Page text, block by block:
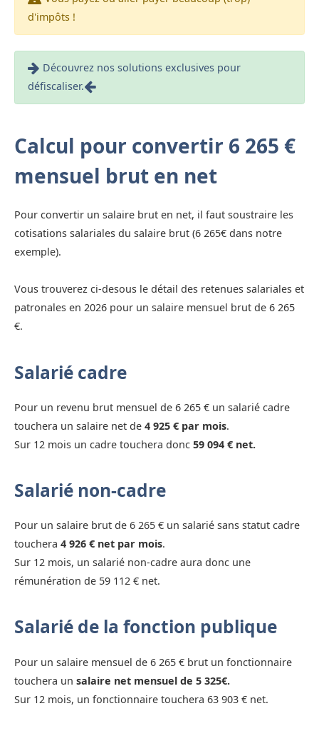
d'impôts !
Découvrez nos solutions exclusives pour
défiscaliser.
Calcul pour convertir 6 265 €
mensuel brut en net
Pour convertir un salaire brut en net, il faut soustraire les
cotisations salariales du salaire brut (6 265€ dans notre
exemple).
Vous trouverez ci-desous le détail des retenues salariales et
patronales en 2026 pour un salaire mensuel brut de 6 265
€.
Salarié cadre
Pour un revenu brut mensuel de 6 265 € un salarié cadre
touchera un salaire net de 4 925 € par mois.
Sur 12 mois un cadre touchera donc 59 094 € net.
Salarié non-cadre
Pour un salaire brut de 6 265 € un salarié sans statut cadre
touchera 4 926 € net par mois.
Sur 12 mois, un salarié non-cadre aura donc une
rémunération de 59 112 € net.
Salarié de la fonction publique
Pour un salaire mensuel de 6 265 € brut un fonctionnaire
touchera un salaire net mensuel de 5 325€.
Sur 12 mois, un fonctionnaire touchera 63 903 € net.